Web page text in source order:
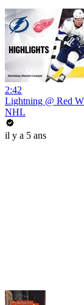
2:42
Lightning @ Red
NHL
il y a 5 ans